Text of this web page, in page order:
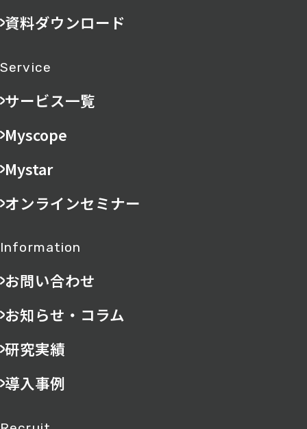
資料ダウンロード
Service
サービス一覧
Myscope
Mystar
オンラインセミナー
Information
お問い合わせ
お知らせ・コラム
研究実績
導入事例